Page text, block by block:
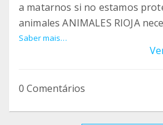
a matarnos si no estamos
animales ANIMALES RIOJA
para pasar bien esta
HAZ LLEGAR TU DONATIVO A
Saber mais…
0 Comentários